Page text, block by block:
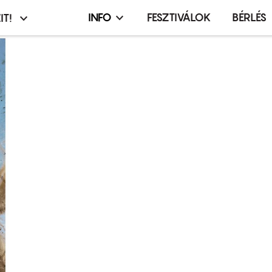
Infó,
INFO FESZTIVÁLOK BÉRLÉS